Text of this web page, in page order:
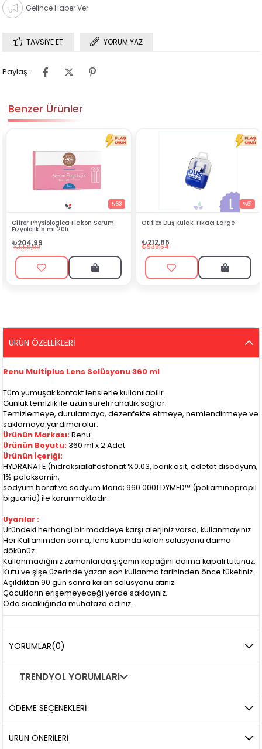
Gelince Haber Ver
TAVSIYE ET YORUM YAZ
Paylaş :
Benzer Ürünler
Otiflex Duş Kulak Tıkacı Large
₺212,86
₺539,64
Bruno Baby Serum Damla 5 ml
₺194,99
₺550,00
ÜRÜN ÖZELLIKLERI
Renu Multiplus Lens Solüsyonu 360 ml
Tüm yumuşak kontakt lenslerle kullanılabilir.
Günlük temizlik ile uzun süreli rahatlık sağlar.
Temizlemeye, durulamaya, dezenfekte etmeye, nemlendirmeye ve
saklamaya yardımcı olur.
Ürünün Markası: Renu
Ürünün Boyutu: 360 ml x 2 Adet
Ürünün İçeriği:
HYDRANATE (hidroksialkilfosfonat %0.03, borik asit, edetat disodyum,
1% poloksamin,
sodyum borat ve sodyum klorid; 960.0001 DYMED™ (poliaminopropil
biguanid) ile korunmaktadır.
Uyarılar :
Üründeki herhangi bir maddeye karşı alerjiniz varsa, kullanmayınız.
Her Kullanımdan sonra, lens kabında kalan solüsyonu daima
dökünüz.
Kullanmadığınız zamanlarda şişenin kapağını daima kapalı tutunuz.
Kutu ve şişe üzerinde yazan son kullanma tarihinden önce tüketiniz.
Açıldıktan 90 gün sonra kalan solüsyonu atınız.
Çocukların erişemeyeceği yerde saklayınız.
Oda sıcaklığında muhafaza ediniz.
YORUMLAR(0)
TRENDYOL YORUMLARI
ÖDEME SEÇENEKLERI
ÜRÜN ÖNERILERI